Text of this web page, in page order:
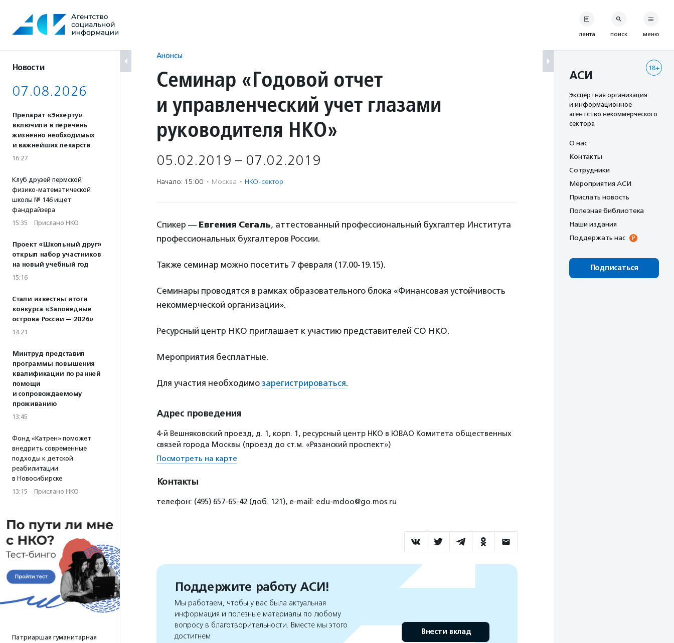
содержанию
Новости
07.08.2026
Препарат «Энхерту»
включили в перечень
жизненно необходимых
и важнейших лекарств
16:27
Клуб друзей пермской
физико-математической
школы № 146 ищет
фандрайзера
15:35 · Прислано НКО
Проект «Школьный друг»
открыл набор участников
на новый учебный год
15:16
Стали известны итоги
конкурса «Заповедные
острова России — 2026»
14:21
Минтруд представил
программы повышения
квалификации по ранней
помощи
и сопровождаемому
проживанию
13:45
Фонд «Катрен» поможет
внедрить современные
подходы к детской
реабилитации
в Новосибирске
13:15 · Прислано НКО
Патриаршая гуманитарная
Анонсы
Семинар «Годовой отчет
и управленческий учет глазами
руководителя НКО»
05.02.2019 – 07.02.2019
Начало: 15:00 · Москва · НКО-сектор
Спикер — Евгения Сегаль, аттестованный профессиональный бухгалтер Института
профессиональных бухгалтеров России.
Также семинар можно посетить 7 февраля (17.00-19.15).
Семинары проводятся в рамках образовательного блока «Финансовая устойчивость
некоммерческой организации».
Ресурсный центр НКО приглашает к участию представителей СО НКО.
Мероприятия бесплатные.
Для участия необходимо зарегистрироваться.
Адрес проведения
4-й Вешняковский проезд, д. 1, корп. 1, ресурсный центр НКО в ЮВАО Комитета общественных
связей города Москвы (проезд до ст.м. «Рязанский проспект»)
Посмотреть на карте
Контакты
телефон: (495) 657-65-42 (доб. 121), e-mail: edu-mdoo@go.mos.ru
Поддержите работу АСИ!
Мы работаем, чтобы у вас была актуальная
информация и полезные материалы по любому
вопросу в благотворительности. Вместе мы этого
достигнем
Внести вклад
лента поиск меню
18+
АСИ
Экспертная организация
и информационное
агентство некоммерческого
сектора
О нас
Контакты
Сотрудники
Мероприятия АСИ
Прислать новость
Полезная библиотека
Наши издания
Поддержать нас
Подписаться